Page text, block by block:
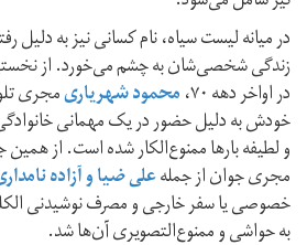
در میانه لیست سیاه، نام کسانی نیز به دلیل
زندگی شخصی‌‌‌شان به چشم می‌خورد. از
در اواخر دهه ۷۰، محمود شهریاریمجری
خودش به دلیل حضور در یک مهمانی
و لطیفه بارها ممنوع‌الکار شده است. از
مجری جوان از جملهعلی ضیا و آزاده
خصوصی یا سفر خارجی و مصرف نوشیدنی
به حواشی و ممنوع‌التصویری آن‌ها شد.